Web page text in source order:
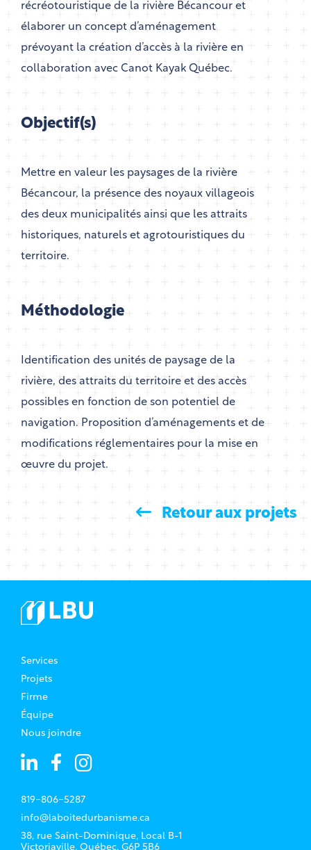
récréotouristique de la rivière Bécancour et
élaborer un concept d’aménagement
prévoyant la création d’accès à la rivière en
collaboration avec Canot Kayak Québec.
Objectif(s)
Mettre en valeur les paysages de la rivière
Bécancour, la présence des noyaux villageois
des deux municipalités ainsi que les attraits
historiques, naturels et agrotouristiques du
territoire.
Méthodologie
Identification des unités de paysage de la
rivière, des attraits du territoire et des accès
possibles en fonction de son potentiel de
navigation. Proposition d’aménagements et de
modifications réglementaires pour la mise en
œuvre du projet.
Retour aux projets
Services
Projets
Firme
Équipe
Nous joindre
819-806-5287
info@laboitedurbanisme.ca
38, rue Saint-Dominique, Local B-1
Victoriaville, Québec, G6P 5B6